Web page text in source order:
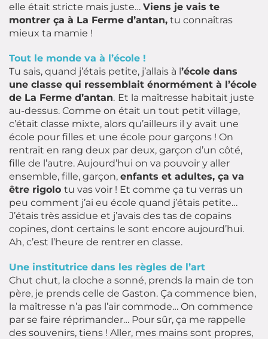
elle était stricte mais juste… Viens je vais te
montrer ça à La Ferme d’antan, tu connaîtras
mieux ta mamie !
Tout le monde va à l’école !
Tu sais, quand j’étais petite, j’allais à l’école dans
une classe qui ressemblait énormément à l’école
de La Ferme d’antan. Et la maîtresse habitait juste
au-dessus. Comme on était un tout petit village,
c’était classe mixte, alors qu’ailleurs il y avait une
école pour filles et une école pour garçons ! On
rentrait en rang deux par deux, garçon d’un côté,
fille de l’autre. Aujourd’hui on va pouvoir y aller
ensemble, fille, garçon, enfants et adultes, ça va
être rigolo tu vas voir ! Et comme ça tu verras un
peu comment j’ai eu école quand j’étais petite…
J’étais très assidue et j’avais des tas de copains
copines, dont certains le sont encore aujourd’hui.
Ah, c’est l’heure de rentrer en classe.
Une institutrice dans les règles de l’art
Chut chut, la cloche a sonné, prends la main de ton
père, je prends celle de Gaston. Ça commence bien,
la maîtresse n’a pas l’air commode… On commence
par se faire réprimander… Pour sûr, ça me rappelle
des souvenirs, tiens ! Aller, mes mains sont propres,